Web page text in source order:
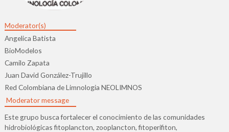
Moderator(s)
Angelica Batista
BioModelos
Camilo Zapata
Juan David González-Trujillo
Red Colombiana de Limnologia NEOLIMNOS
Moderator message
Este grupo busca fortalecer el conocimiento de las comunidades
hidrobiológicas fitoplancton, zooplancton, fitoperifiton,